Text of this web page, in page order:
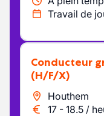
Travail de
Conducteur
(H/F/X)
Houthem
17 - 18.5 /